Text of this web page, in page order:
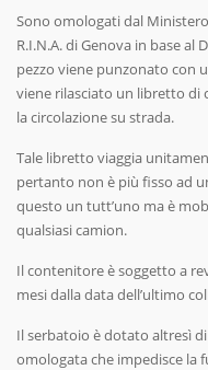
Sono omologati dal
R.I.N.A. di Genova in base al
pezzo viene punzonato con
viene rilasciato un libretto di
la circolazione su strada.
Tale libretto viaggia
pertanto non è più fisso ad
questo un tutt’uno ma è
qualsiasi camion.
Il contenitore è soggetto a
mesi dalla data dell’ultimo
Il serbatoio è dotato altresì
omologata che impedisce la